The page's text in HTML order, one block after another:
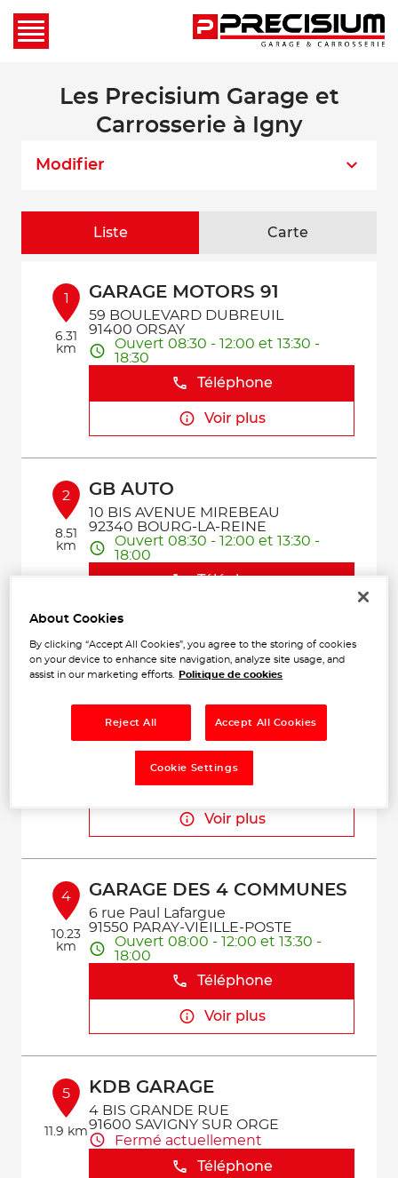
Les Precisium Garage et
Carrosserie à Igny
Modifier
Liste Carte
1
6.31
km
GARAGE MOTORS 91
59 BOULEVARD DUBREUIL
91400 ORSAY
Ouvert 08:30 - 12:00 et 13:30 -
18:30
Téléphone
Voir plus
2
8.51
km
GB AUTO
10 BIS AVENUE MIREBEAU
92340 BOURG-LA-REINE
Ouvert 08:30 - 12:00 et 13:30 -
18:00
Téléphone
km
AUTOMOBILE
171 AVENUE DE LA REPUBLIQUE
94290 VILLEJUIF
Téléphone
Voir plus
4
10.23
km
GARAGE DES 4 COMMUNES
6 rue Paul Lafargue
91550 PARAY-VIEILLE-POSTE
Ouvert 08:00 - 12:00 et 13:30 -
18:00
Téléphone
Voir plus
5
11.9 km
KDB GARAGE
4 BIS GRANDE RUE
91600 SAVIGNY SUR ORGE
Fermé actuellement
Téléphone
About Cookies
By clicking “Accept All Cookies”, you agree to the storing of cookies
on your device to enhance site navigation, analyze site usage, and
assist in our marketing efforts.
Politique de cookies
Reject All Accept All Cookies
Cookie Settings